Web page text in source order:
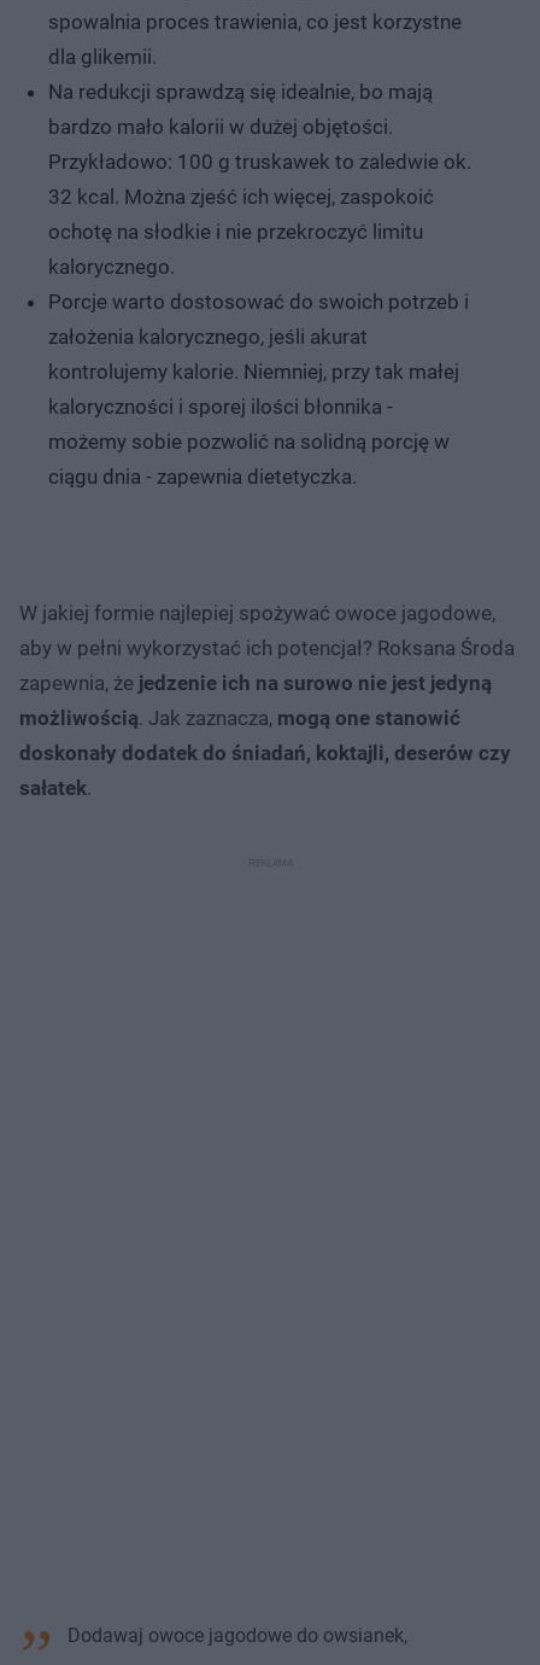
spowalnia proces trawienia, co jest korzystne
dla glikemii.
Na redukcji sprawdzą się idealnie, bo mają
bardzo mało kalorii w dużej objętości.
Przykładowo: 100 g truskawek to zaledwie ok.
32 kcal. Można zjeść ich więcej, zaspokoić
ochotę na słodkie i nie przekroczyć limitu
kalorycznego.
Porcje warto dostosować do swoich potrzeb i
założenia kalorycznego, jeśli akurat
kontrolujemy kalorie. Niemniej, przy tak małej
kaloryczności i sporej ilości błonnika -
możemy sobie pozwolić na solidną porcję w
ciągu dnia - zapewnia dietetyczka.
W jakiej formie najlepiej spożywać owoce jagodowe,
aby w pełni wykorzystać ich potencjał? Roksana Środa
zapewnia, że jedzenie ich na surowo nie jest jedyną
możliwością. Jak zaznacza, mogą one stanowić
doskonały dodatek do śniadań, koktajli, deserów czy
sałatek.
Dodawaj owoce jagodowe do owsianek,